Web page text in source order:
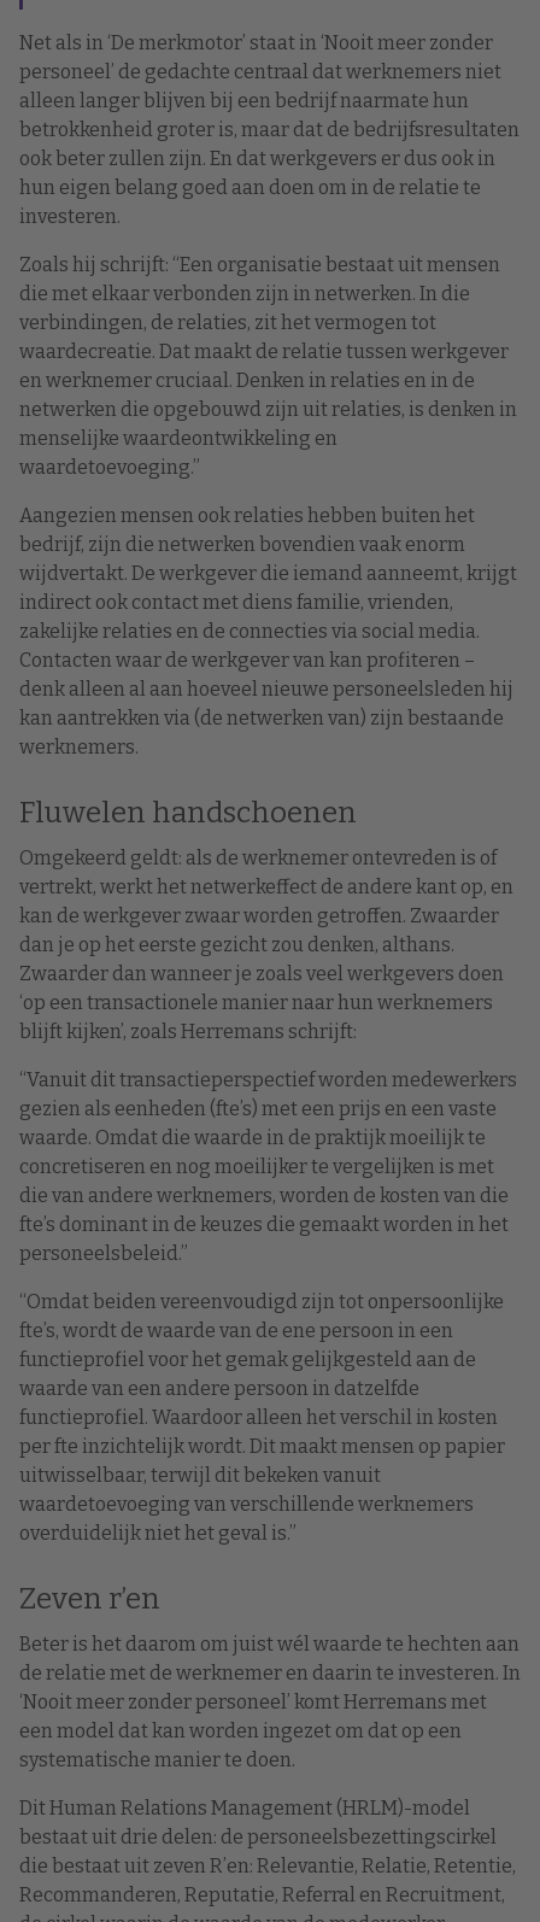
Net als in ‘De merkmotor’ staat in ‘Nooit meer zonder
personeel’ de gedachte centraal dat werknemers niet
alleen langer blijven bij een bedrijf naarmate hun
betrokkenheid groter is, maar dat de bedrijfsresultaten
ook beter zullen zijn. En dat werkgevers er dus ook in
hun eigen belang goed aan doen om in de relatie te
investeren.
Zoals hij schrijft: “Een organisatie bestaat uit mensen
die met elkaar verbonden zijn in netwerken. In die
verbindingen, de relaties, zit het vermogen tot
waardecreatie. Dat maakt de relatie tussen werkgever
en werknemer cruciaal. Denken in relaties en in de
netwerken die opgebouwd zijn uit relaties, is denken in
menselijke waardeontwikkeling en
waardetoevoeging.”
Aangezien mensen ook relaties hebben buiten het
bedrijf, zijn die netwerken bovendien vaak enorm
wijdvertakt. De werkgever die iemand aanneemt, krijgt
indirect ook contact met diens familie, vrienden,
zakelijke relaties en de connecties via social media.
Contacten waar de werkgever van kan profiteren –
denk alleen al aan hoeveel nieuwe personeelsleden hij
kan aantrekken via (de netwerken van) zijn bestaande
werknemers.
Fluwelen handschoenen
Omgekeerd geldt: als de werknemer ontevreden is of
vertrekt, werkt het netwerkeffect de andere kant op, en
kan de werkgever zwaar worden getroffen. Zwaarder
dan je op het eerste gezicht zou denken, althans.
Zwaarder dan wanneer je zoals veel werkgevers doen
‘op een transactionele manier naar hun werknemers
blijft kijken’, zoals Herremans schrijft:
“Vanuit dit transactieperspectief worden medewerkers
gezien als eenheden (fte’s) met een prijs en een vaste
waarde. Omdat die waarde in de praktijk moeilijk te
concretiseren en nog moeilijker te vergelijken is met
die van andere werknemers, worden de kosten van die
fte’s dominant in de keuzes die gemaakt worden in het
personeelsbeleid.”
“Omdat beiden vereenvoudigd zijn tot onpersoonlijke
fte’s, wordt de waarde van de ene persoon in een
functieprofiel voor het gemak gelijkgesteld aan de
waarde van een andere persoon in datzelfde
functieprofiel. Waardoor alleen het verschil in kosten
per fte inzichtelijk wordt. Dit maakt mensen op papier
uitwisselbaar, terwijl dit bekeken vanuit
waardetoevoeging van verschillende werknemers
overduidelijk niet het geval is.”
Zeven r’en
Beter is het daarom om juist wél waarde te hechten aan
de relatie met de werknemer en daarin te investeren. In
‘Nooit meer zonder personeel’ komt Herremans met
een model dat kan worden ingezet om dat op een
systematische manier te doen.
Dit Human Relations Management (HRLM)-model
bestaat uit drie delen: de personeelsbezettingscirkel
die bestaat uit zeven R’en: Relevantie, Relatie, Retentie,
Recommanderen, Reputatie, Referral en Recruitment,